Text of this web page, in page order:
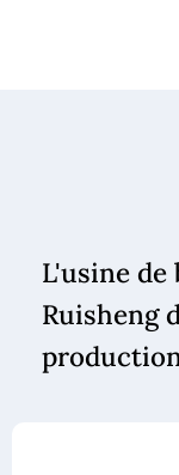
L'usine de
Ruisheng